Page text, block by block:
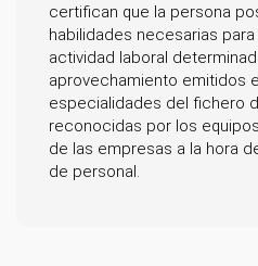
certifican que la persona
habilidades necesarias
actividad laboral
aprovechamiento emitidos
especialidades del fichero
reconocidas por los
de las empresas a la hora
de personal.